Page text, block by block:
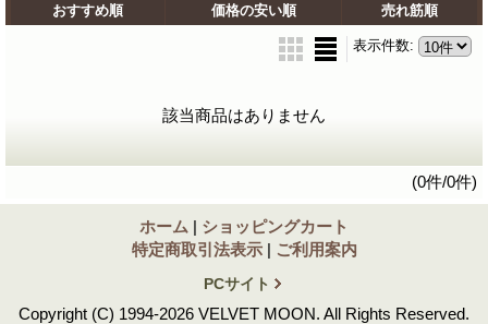
おすすめ順 価格の安い順 売れ筋順
表示件数:
該当商品はありません
(0件/0件)
ホーム | ショッピングカート
特定商取引法表示 | ご利用案内
PCサイト
Copyright (C) 1994-2026 VELVET MOON. All Rights Reserved.